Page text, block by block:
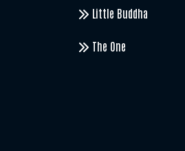
Little Buddha
The One